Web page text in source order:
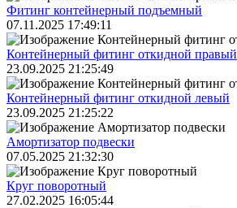
Фитинг контейнерный подъемный
07.11.2025 17:49:11
Контейнерный фитинг откидной правый
23.09.2025 21:25:49
Контейнерный фитинг откидной левый
23.09.2025 21:25:22
Амортизатор подвески
07.05.2025 21:32:30
Круг поворотный
27.02.2025 16:05:44